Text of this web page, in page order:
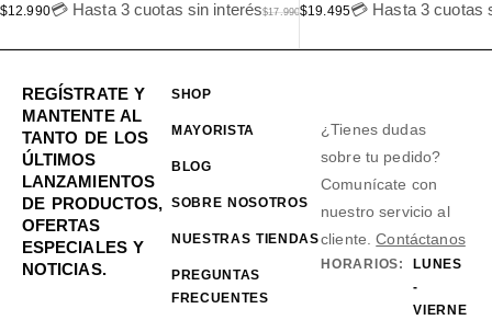
$17.990
$12.990💳 Hasta 3 cuotas sin interés $19.495💳 Hasta 3 cuotas
REGÍSTRATE Y
MANTENTE AL
TANTO DE LOS
ÚLTIMOS
LANZAMIENTOS
DE PRODUCTOS,
OFERTAS
ESPECIALES Y
NOTICIAS.
SHOP
MAYORISTA
BLOG
SOBRE NOSOTROS
NUESTRAS TIENDAS
PREGUNTAS
FRECUENTES
¿Tienes dudas
sobre tu pedido?
Comunícate con
nuestro servicio al
cliente.Contáctanos
HORARIOS:
LUNES
-
VIERNE